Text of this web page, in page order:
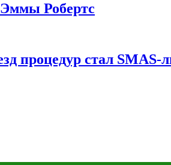
Робертс
процедур стал SMAS-